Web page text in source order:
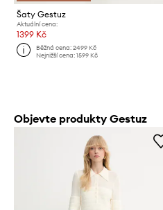
Šaty Gestuz
Aktuální cena:
1399 Kč
Běžná cena:2499 Kč
Nejnižší cena:1599 Kč
Objevte produkty Gestuz